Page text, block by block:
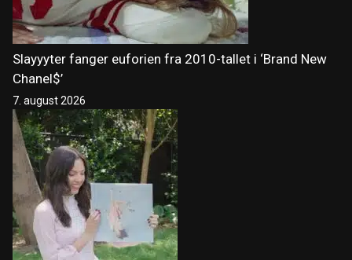
Slayyyter fanger euforien fra 2010-tallet i ‘Brand New
Chanel$’
7. august 2026